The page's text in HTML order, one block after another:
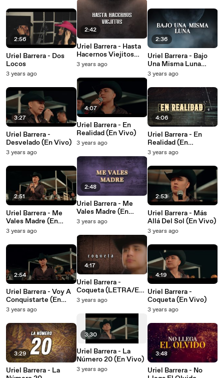
2:56
Uriel Barrera - Dos
Locos
3 years ago
3:27
Uriel Barrera -
Desvelado (En Vivo)
3 years ago
2:51
Uriel Barrera - Me
Vales Madre (En
Vivo)
3 years ago
2:54
Uriel Barrera - Voy A
Conquistarte (En
Vivo)
3 years ago
3:29
Uriel Barrera - La
2:42
Uriel Barrera - Hasta
Hacernos Viejitos
(LETRA)
3 years ago
4:07
Uriel Barrera - En
Realidad (En Vivo)
3 years ago
2:48
Uriel Barrera - Me
Vales Madre (En
Vivo/LETRA)
3 years ago
4:17
Uriel Barrera -
Coqueta (LETRA/En
Vivo)
3 years ago
3:30
Uriel Barrera - La
Número 20 (En Vivo)
3 years ago
2:36
Uriel Barrera - Bajo
Una Misma Luna
(LETRA)
3 years ago
4:06
Uriel Barrera - En
Realidad (En
Vivo/LETRA)
3 years ago
2:53
Uriel Barrera - Más
Allá Del Sol (En Vivo)
3 years ago
4:19
Uriel Barrera -
Coqueta (En Vivo)
3 years ago
3:48
Uriel Barrera - No